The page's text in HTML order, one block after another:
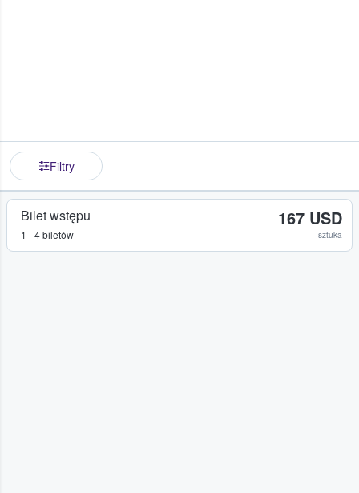
Filtry
Bilet wstępu
1 - 4 biletów
167 USD
sztuka